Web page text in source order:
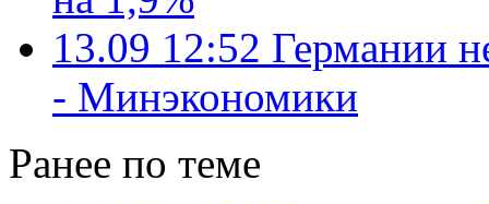
13.09 12:52 Германии
- Минэкономики
Ранее по теме